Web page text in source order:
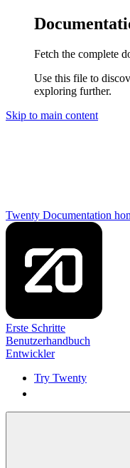
Fetch the complete
Use this file to
exploring further.
Skip to main content
Twenty Documentation
Erste Schritte
Benutzerhandbuch
Entwickler
Try Twenty